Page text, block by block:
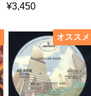
¥3,450
オススメ